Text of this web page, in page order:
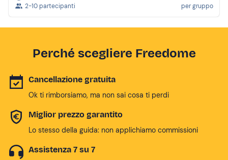
2-10 partecipanti
per gruppo
Perché scegliere Freedome
Cancellazione gratuita
Ok ti rimborsiamo, ma non sai cosa ti perdi
Miglior prezzo garantito
Lo stesso della guida: non applichiamo commissioni
Assistenza 7 su 7